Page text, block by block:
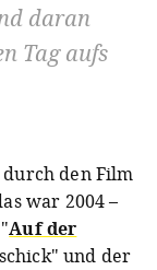
daran
Tag aufs
den Film
war 2004 –
Auf der
und der